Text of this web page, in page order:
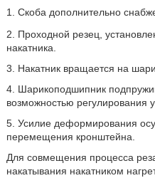
1. Скоба дополнительно
2. Проходной резец,
накатника.
3. Накатник вращается на
4. Шарикоподшипник
возможностью регулирования
5. Усилие деформирования
перемещения кронштейна.
Для совмещения процесса
накатывания накатником